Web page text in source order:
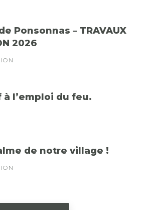
Ponsonnas – TRAVAUX
2026
l’emploi du feu.
de notre village !